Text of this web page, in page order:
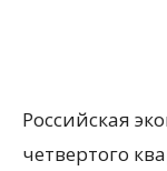
Российская
четвертого